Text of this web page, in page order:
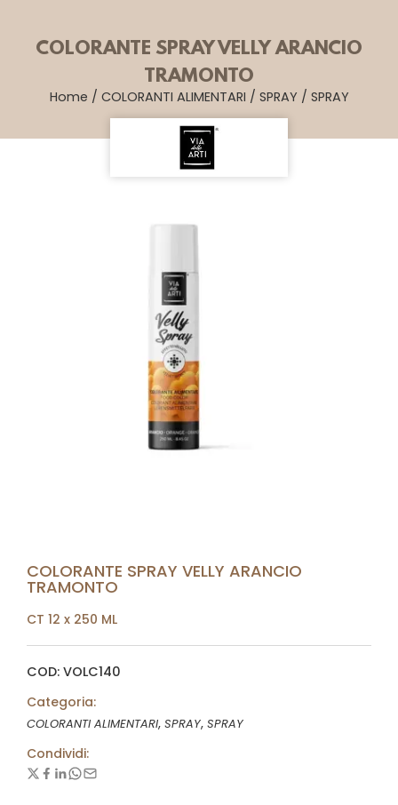
COLORANTE SPRAY VELLY ARANCIO
TRAMONTO
Home / COLORANTI ALIMENTARI / SPRAY / SPRAY
COLORANTE SPRAY VELLY ARANCIO
TRAMONTO
CT 12 x 250 ML
COD: VOLC140
Categoria:
COLORANTI ALIMENTARI, SPRAY, SPRAY
Condividi: